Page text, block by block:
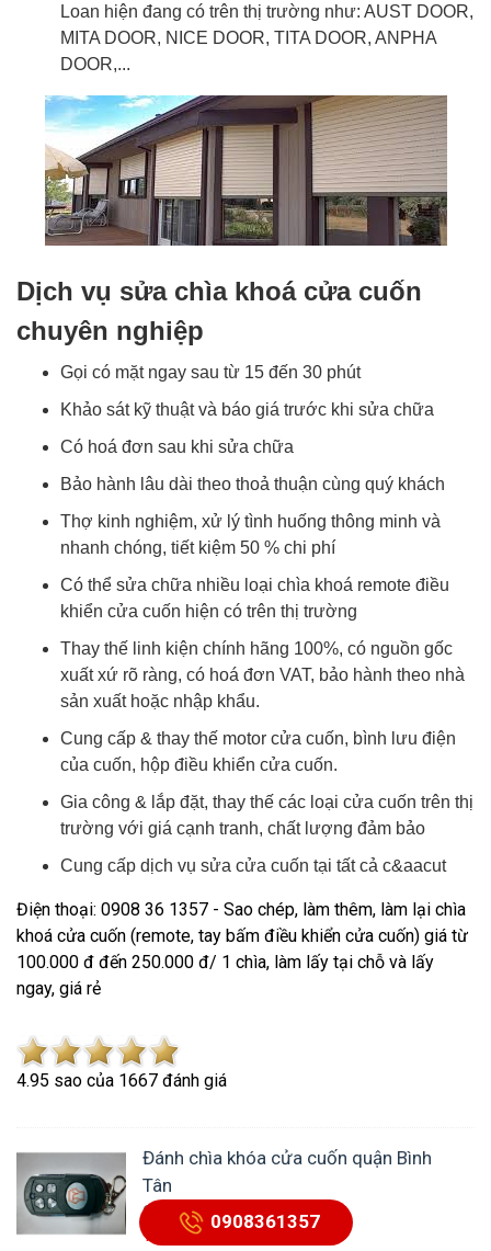
Loan hiện đang có trên thị trường như: AUST DOOR,
MITA DOOR, NICE DOOR, TITA DOOR, ANPHA
DOOR,...
Dịch vụ sửa chìa khoá cửa cuốn
chuyên nghiệp
Gọi có mặt ngay sau từ 15 đến 30 phút
Khảo sát kỹ thuật và báo giá trước khi sửa chữa
Có hoá đơn sau khi sửa chữa
Bảo hành lâu dài theo thoả thuận cùng quý khách
Thợ kinh nghiệm, xử lý tình huống thông minh và
nhanh chóng, tiết kiệm 50 % chi phí
Có thể sửa chữa nhiều loại chìa khoá remote điều
khiển cửa cuốn hiện có trên thị trường
Thay thế linh kiện chính hãng 100%, có nguồn gốc
xuất xứ rõ ràng, có hoá đơn VAT, bảo hành theo nhà
sản xuất hoặc nhập khẩu.
Cung cấp & thay thế motor cửa cuốn, bình lưu điện
của cuốn, hộp điều khiển cửa cuốn.
Gia công & lắp đặt, thay thế các loại cửa cuốn trên thị
trường với giá cạnh tranh, chất lượng đảm bảo
Cung cấp dịch vụ sửa cửa cuốn tại tất cả c&aacut
Điện thoại: 0908 36 1357 - Sao chép, làm thêm, làm lại chìa
khoá cửa cuốn (remote, tay bấm điều khiển cửa cuốn) giá từ
100.000 đ đến 250.000 đ/ 1 chìa, làm lấy tại chỗ và lấy
ngay, giá rẻ
4.95 sao của 1667 đánh giá
Đánh chìa khóa cửa cuốn quận Bình
Tân
Công trình
Tư vấn miễn phí
0908361357